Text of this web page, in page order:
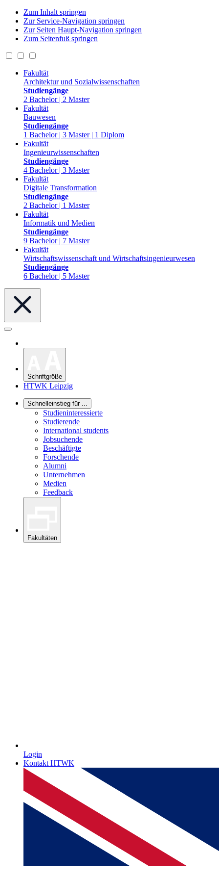
Zum Inhalt springen
Zur Service-Navigation springen
Zur Seiten Haupt-Navigation springen
Zum Seitenfuß springen
Fakultät
Architektur und Sozialwissenschaften
Studiengänge
2 Bachelor | 2 Master
Fakultät
Bauwesen
Studiengänge
1 Bachelor | 3 Master | 1 Diplom
Fakultät
Ingenieurwissenschaften
Studiengänge
4 Bachelor | 3 Master
Fakultät
Digitale Transformation
Studiengänge
2 Bachelor | 1 Master
Fakultät
Informatik und Medien
Studiengänge
9 Bachelor | 7 Master
Fakultät
Wirtschaftswissenschaft und Wirtschaftsingenieurwesen
Studiengänge
6 Bachelor | 5 Master
Schriftgröße
HTWK Leipzig
Schnelleinstieg für ...
Studieninteressierte
Studierende
International students
Jobsuchende
Beschäftigte
Forschende
Alumni
Unternehmen
Medien
Feedback
Fakultäten
Login
Kontakt HTWK